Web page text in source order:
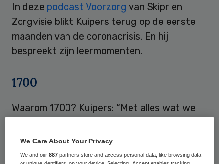
In deze podcast Voorzorg van Skipr en
Zorgvisie blikt Kuipers terug op de eerste
maanden van de coronacrisis. En hij
bespreekt zijn leermomenten.
1700
Waarom 1700? Kuipers: “Met alles wat we
nog geen groepsimmuniteit of vaccin
beschikbaar is, denken we dat dit nodig is.
We Care About Your Privacy
We and our887 partners store and access personal data, like browsing data
or unique identifiers, on your device. Selecting I Accept enables tracking